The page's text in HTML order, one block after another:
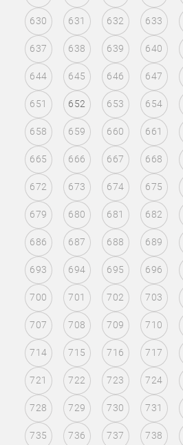
630 631 632 633
637 638 639 640
644 645 646 647
651 652 653 654
658 659 660 661
665 666 667 668
672 673 674 675
679 680 681 682
686 687 688 689
693 694 695 696
700 701 702 703
707 708 709 710
714 715 716 717
721 722 723 724
728 729 730 731
735 736 737 738